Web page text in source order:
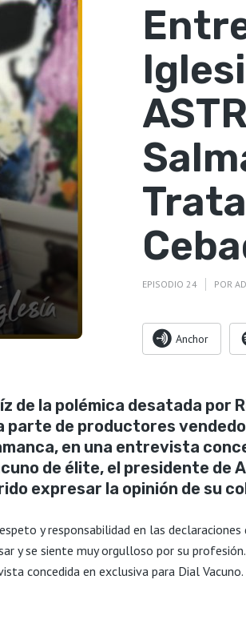
EPISODIO 24 POR
Anchor
de la polémica desatada por
parte de productores
en una entrevista
de élite, el presidente de
expresar la opinión de su
y responsabilidad en las declaraciones
y se siente muy orgulloso por su
concedida en exclusiva para Dial Vacuno.